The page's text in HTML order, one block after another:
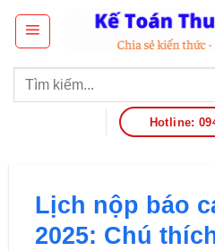
Hotline:
Lịch nộp báo
2025: Chú